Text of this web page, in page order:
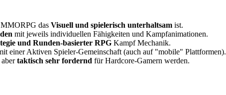
MMORPG das Visuell und spielerisch unterhaltsam ist.
mit jeweils individuellen Fähigkeiten und Kampfanimationen.
und Runden-basierter RPG Kampf Mechanik.
einer Aktiven Spieler-Gemeinschaft (auch auf "mobile" Plattformen).
taktisch sehr fordernd für Hardcore-Gamern werden.